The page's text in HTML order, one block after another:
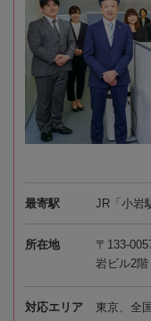
最寄駅 JR「小岩
所在地
〒133-
岩ビル2階
対応エリア 東京、全